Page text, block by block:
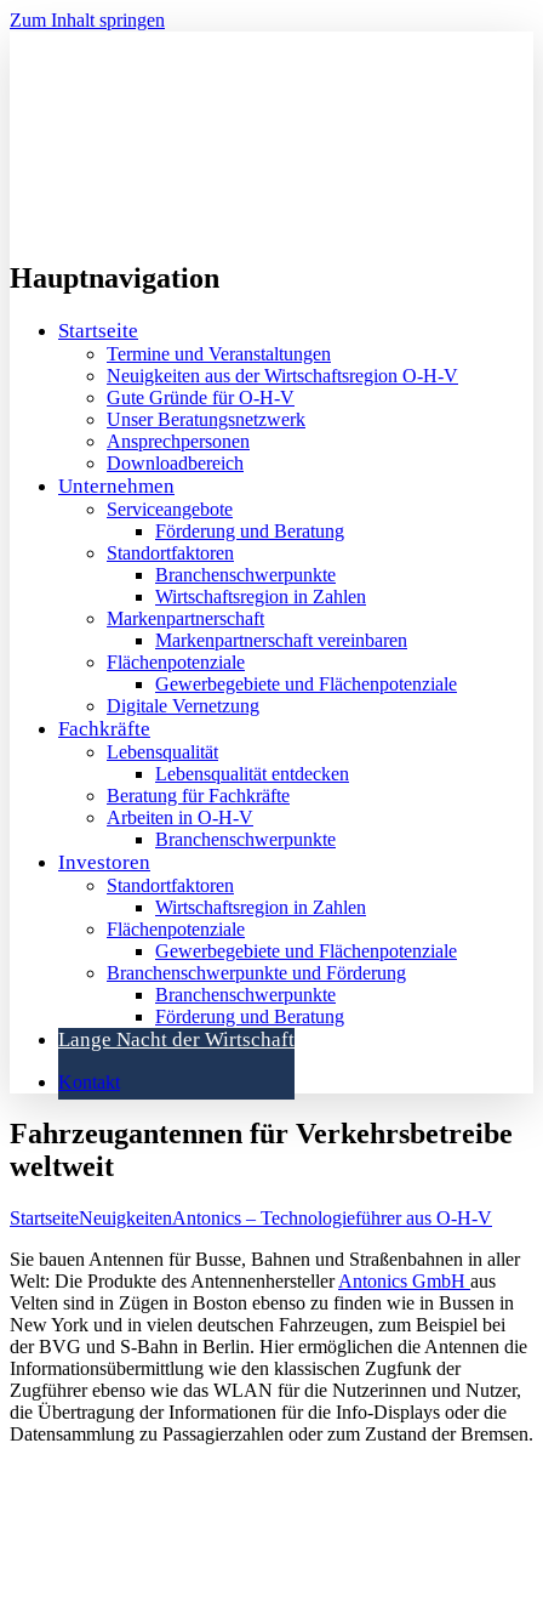
Zum Inhalt springen
Hauptnavigation
Startseite
Termine und Veranstaltungen
Neuigkeiten aus der Wirtschaftsregion O-H-V
Gute Gründe für O-H-V
Unser Beratungsnetzwerk
Ansprechpersonen
Downloadbereich
Unternehmen
Serviceangebote
Förderung und Beratung
Standortfaktoren
Branchenschwerpunkte
Wirtschaftsregion in Zahlen
Markenpartnerschaft
Markenpartnerschaft vereinbaren
Flächenpotenziale
Gewerbegebiete und Flächenpotenziale
Digitale Vernetzung
Fachkräfte
Lebensqualität
Lebensqualität entdecken
Beratung für Fachkräfte
Arbeiten in O-H-V
Branchenschwerpunkte
Investoren
Standortfaktoren
Wirtschaftsregion in Zahlen
Flächenpotenziale
Gewerbegebiete und Flächenpotenziale
Branchenschwerpunkte und Förderung
Branchenschwerpunkte
Förderung und Beratung
Lange Nacht der Wirtschaft
Kontakt
Fahrzeugantennen für Verkehrsbetreibe
weltweit
StartseiteNeuigkeitenAntonics – Technologieführer aus O-H-V
Sie bauen Antennen für Busse, Bahnen und Straßenbahnen in aller
Welt: Die Produkte des AntennenherstellerAntonics GmbH aus
Velten sind in Zügen in Boston ebenso zu finden wie in Bussen in
New York und in vielen deutschen Fahrzeugen, zum Beispiel bei
der BVG und S-Bahn in Berlin. Hier ermöglichen die Antennen die
Informationsübermittlung wie den klassischen Zugfunk der
Zugführer ebenso wie das WLAN für die Nutzerinnen und Nutzer,
die Übertragung der Informationen für die Info-Displays oder die
Datensammlung zu Passagierzahlen oder zum Zustand der Bremsen.